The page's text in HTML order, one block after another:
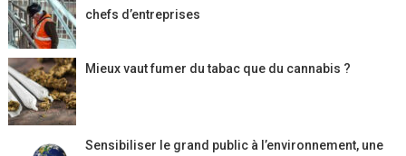
chefs d’entreprises
Mieux vaut fumer du tabac que du cannabis ?
Sensibiliser le grand public à l’environnement, une